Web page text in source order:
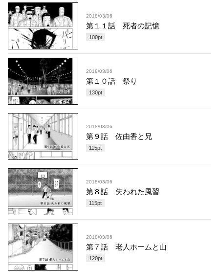
2018/03/06
第１１話 死者の記憶
100pt
2018/03/06
第１０話 祭り
130pt
2018/03/06
第９話 佐由香と兄
115pt
2018/03/06
第８話 失われた風習
115pt
2018/03/06
第７話 老人ホームと山
120pt